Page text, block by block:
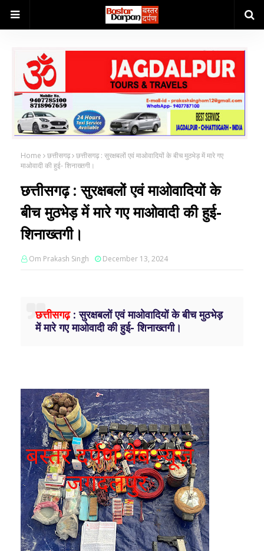
Home छत्तीसगढ़ छत्तीसगढ़ : सुरक्षबलों एवं माओवादियों के बीच मुठभेड़ में मारे गए
माओवादी की हुई- शिनाख्तगी।
छत्तीसगढ़ : सुरक्षबलों एवं माओवादियों के
बीच मुठभेड़ में मारे गए माओवादी की हुई-
शिनाख्तगी।
Om Prakash Singh December 13, 2024
छत्तीसगढ़: सुरक्षबलों एवं माओवादियों के बीच मुठभेड़
में मारे गए माओवादी की हुई- शिनाख्तगी।